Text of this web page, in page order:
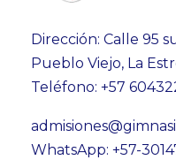
Dirección: Calle 95
Pueblo Viejo, La
Teléfono: +57
WhatsApp: +57-